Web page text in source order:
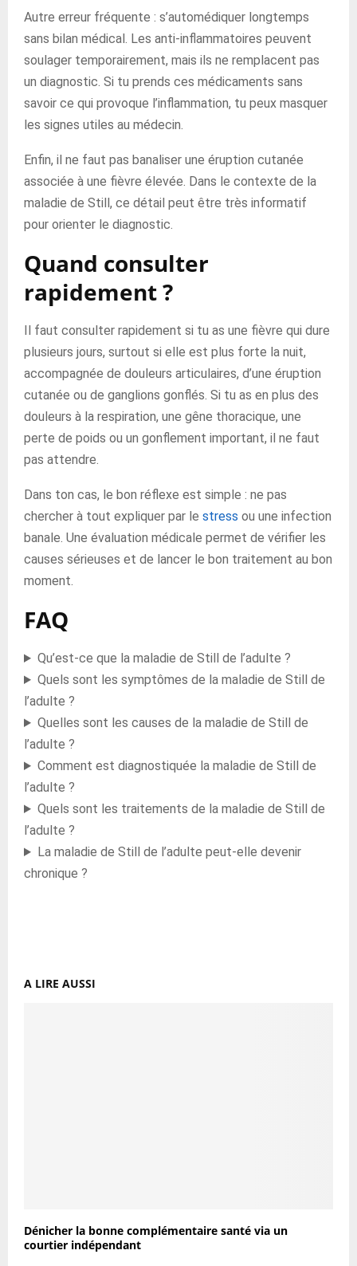
Autre erreur fréquente : s’automédiquer longtemps
sans bilan médical. Les anti-inflammatoires peuvent
soulager temporairement, mais ils ne remplacent pas
un diagnostic. Si tu prends ces médicaments sans
savoir ce qui provoque l’inflammation, tu peux masquer
les signes utiles au médecin.
Enfin, il ne faut pas banaliser une éruption cutanée
associée à une fièvre élevée. Dans le contexte de la
maladie de Still, ce détail peut être très informatif
pour orienter le diagnostic.
Quand consulter
rapidement ?
Il faut consulter rapidement si tu as une fièvre qui dure
plusieurs jours, surtout si elle est plus forte la nuit,
accompagnée de douleurs articulaires, d’une éruption
cutanée ou de ganglions gonflés. Si tu as en plus des
douleurs à la respiration, une gêne thoracique, une
perte de poids ou un gonflement important, il ne faut
pas attendre.
Dans ton cas, le bon réflexe est simple : ne pas
chercher à tout expliquer par le stress ou une infection
banale. Une évaluation médicale permet de vérifier les
causes sérieuses et de lancer le bon traitement au bon
moment.
FAQ
Qu’est-ce que la maladie de Still de l’adulte ?
Quels sont les symptômes de la maladie de Still de
l’adulte ?
Quelles sont les causes de la maladie de Still de
l’adulte ?
Comment est diagnostiquée la maladie de Still de
l’adulte ?
Quels sont les traitements de la maladie de Still de
l’adulte ?
La maladie de Still de l’adulte peut-elle devenir
chronique ?
A LIRE AUSSI
Dénicher la bonne complémentaire santé via un
courtier indépendant